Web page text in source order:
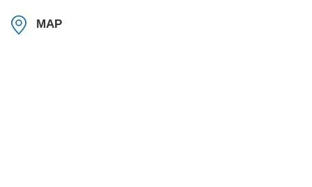
MAP